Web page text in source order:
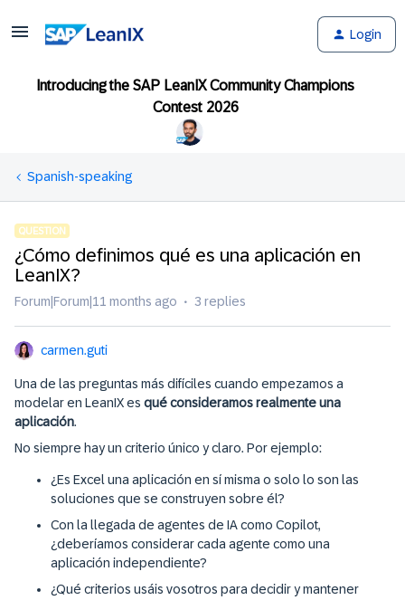
Login
Introducing the SAP LeanIX Community Champions
Contest 2026
Spanish-speaking
QUESTION
¿Cómo definimos qué es una aplicación en
LeanIX?
Forum|Forum|11 months ago 3 replies
carmen.guti
Una de las preguntas más difíciles cuando empezamos a
modelar en LeanIX es qué consideramos realmente una
aplicación.
No siempre hay un criterio único y claro. Por ejemplo:
¿Es Excel una aplicación en sí misma o solo lo son las
soluciones que se construyen sobre él?
Con la llegada de agentes de IA como Copilot,
¿deberíamos considerar cada agente como una
aplicación independiente?
¿Qué criterios usáis vosotros para decidir y mantener